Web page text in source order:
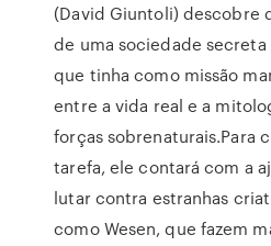
(David Giuntoli) descobre
de uma sociedade
que tinha como missão
entre a vida real e a
forças sobrenaturais.Para
tarefa, ele contará com a
lutar contra estranhas
como Wesen, que fazem